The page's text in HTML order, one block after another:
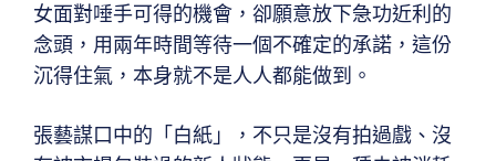
女面對唾手可得的機會，卻願意放下急功近利的
念頭，用兩年時間等待一個不確定的承諾，這份
沉得住氣，本身就不是人人都能做到。
張藝謀口中的「白紙」，不只是沒有拍過戲、沒